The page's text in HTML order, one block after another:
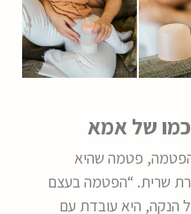
של אמא
פטמה שהיא
שרית. “הפטמה בעצם
הנקה, היא עובדת עם